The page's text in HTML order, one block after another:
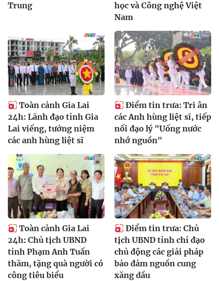
Trung
học và Công nghệ Việt
Nam
Toàn cảnh Gia Lai
24h: Lãnh đạo tỉnh Gia
Lai viếng, tưởng niệm
các anh hùng liệt sĩ
Điểm tin trưa: Tri ân
các Anh hùng liệt sĩ, tiếp
nối đạo lý "Uống nước
nhớ nguồn"
Toàn cảnh Gia Lai
24h: Chủ tịch UBND
tỉnh Phạm Anh Tuấn
thăm, tặng quà người có
công tiêu biểu
Điểm tin trưa: Chủ
tịch UBND tỉnh chỉ đạo
chủ động các giải pháp
bảo đảm nguồn cung
xăng dầu